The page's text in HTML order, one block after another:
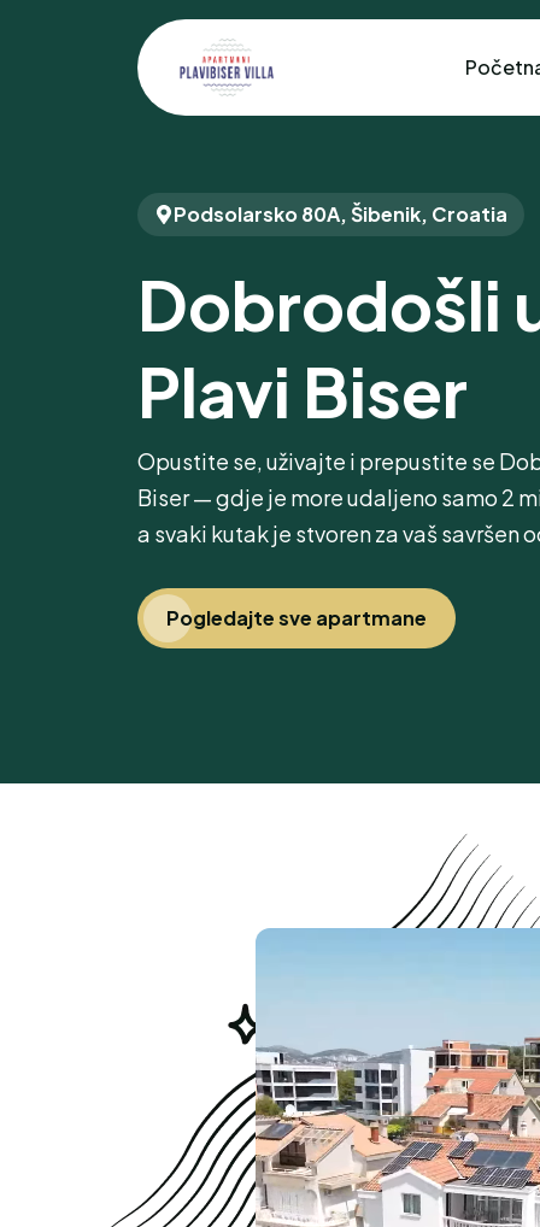
Podsolarsko 80A, Šibenik, Croatia
Dobrodošli
Plavi Biser
Opustite se, uživajte i prepustite se
Biser — gdje je more udaljeno samo 2
a svaki kutak je stvoren za vaš savršen
Pogledajte sve apartmane